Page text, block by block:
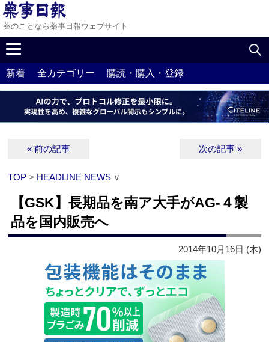
薬のことなら薬事日報ウェブサイト
新着 全カテゴリー 購読・購入・登録
« 前の記事 次の記事 »
TOP > HEADLINE NEWS ∨
【GSK】長期品を南ア大手がAG‐４製
品を国内販売へ
2014年10月16日 (木)